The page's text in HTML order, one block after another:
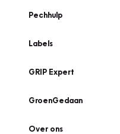
Pechhulp
Labels
GRIP Expert
GroenGedaan
Over ons